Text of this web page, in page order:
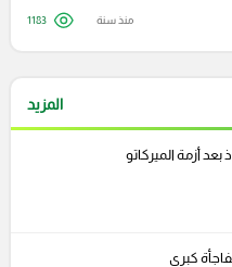
منذ سنة 1183
المزيد
أزمة الميركاتو
كبرى